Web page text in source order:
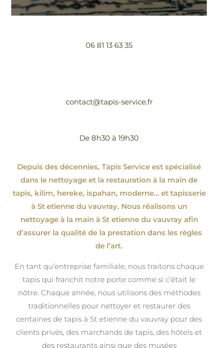
06 81 13 63 35
contact@tapis-service.fr
De 8h30 à 19h30
Depuis des décennies, Tapis Service est spécialisé
dans le nettoyage et la restauration à la main de
tapis, kilim, hereke, ispahan, moderne…et tapisserie
à St etienne du vauvray. Nous réalisons un
nettoyage à la main à St etienne du vauvray afin
d’assurer la qualité de la prestation dans les règles
de l’art.
En tant qu’entreprise familiale, nous traitons chaque
tapis qui franchit notre porte comme si c’était le
nôtre. Chaque année, nous utilisons des méthodes
traditionnelles pour nettoyer et restaurer des
centaines de tapis à St etienne du vauvray pour des
clients privés, des marchands de tapis, des hôtels et
des restaurants ainsi que des musées